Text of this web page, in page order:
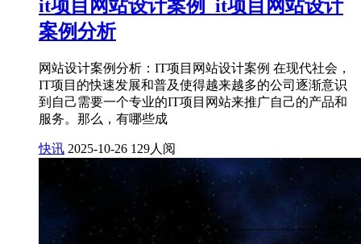
it项目网站设计案例_it项目网站设计
案例分析
网站设计案例分析：IT项目网站设计案例 在现代社会，
IT项目的快速发展和普及使得越来越多的公司逐渐意识
到自己需要一个专业的IT项目网站来推广自己的产品和
服务。那么，有哪些成
快讯 2025-10-26 129人阅